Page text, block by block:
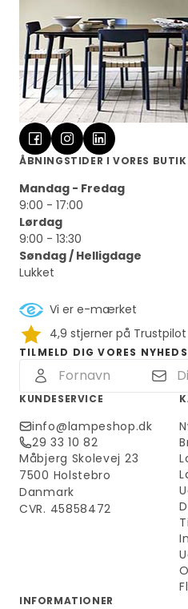
ÅBNINGSTIDER I VORES BUTIK
Mandag - Fredag
9:00 - 17:00
Lørdag
9:00 - 13:30
Søndag / Helligdage
Lukket
Vi er e-mærket
4,9 stjerner på Trustpilot
TILMELD DIG VORES
KUNDESERVICE
info@lampeshop.dk
29 33 10 82
Måbjerg Skolevej 23
7500 Holstebro
Danmark
CVR. 45858472
INFORMATIONER